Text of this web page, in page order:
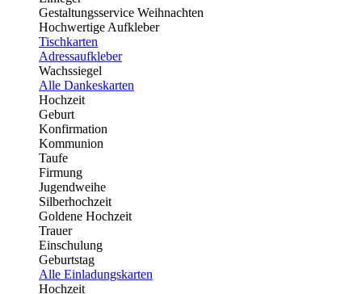
Gestaltungsservice Weihnachten
Hochwertige Aufkleber
Tischkarten
Adressaufkleber
Wachssiegel
Alle Dankeskarten
Hochzeit
Geburt
Konfirmation
Kommunion
Taufe
Firmung
Jugendweihe
Silberhochzeit
Goldene Hochzeit
Trauer
Einschulung
Geburtstag
Alle Einladungskarten
Hochzeit